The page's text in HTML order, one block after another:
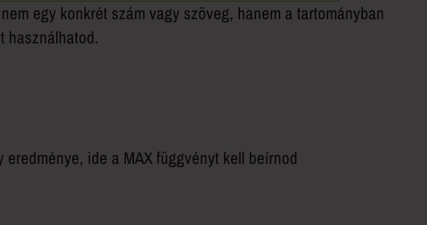
egy konkrét szám vagy szöveg, hanem a tartományban
használhatod.
ide a MAX függvényt kell beírnod